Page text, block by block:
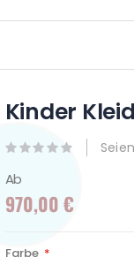
Kinder
Ab
970,00 €
Farbe